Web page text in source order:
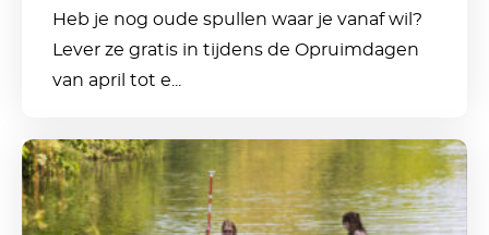
Heb je nog oude spullen waar je vanaf wil?
Lever ze gratis in tijdens de Opruimdagen
van april tot e...
Laatste
kans